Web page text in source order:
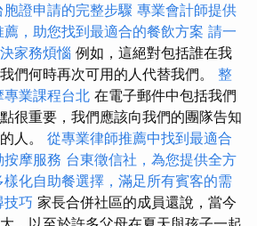
胞證申請的完整步驟 專業會計師提供
，助您找到最適合的餐飲方案 請一
家務煩惱 例如，這絕對包括誰在我
們何時再次可用的人代替我們。 整
專業課程台北 在電子郵件中包括我們
很重要，我們應該向我們的團隊告知
人。 從專業律師推薦中找到最適合
按摩服務 台東徵信社，為您提供全方
樣化自助餐選擇，滿足所有賓客的需
技巧 家長合併社區的成員還說，當今